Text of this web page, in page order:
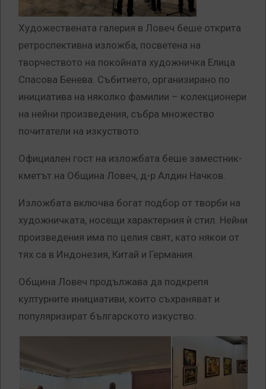
Художествената галерия в Ловеч беше открита
ретроспективна изложба, посветена на
творчеството на покойната художничка Елица
Спасова Бенева. Събитието, организирано по
инициатива на няколко фамилии – колекционери
на нейни произведения, събра множество
почитатели на изкуството.
Официален гост на изложбата беше заместник-
кметът на Община Ловеч, д-р Алдин Начков.
Изложбата включва богат подбор от творби на
художничката, носещи характерния ѝ стил. Нейни
произведения има по целия свят, като някои от
тях са в Индонезия, Китай и Германия.
Община Ловеч продължава да подкрепя
културните инициативи, които съхраняват и
популяризират българското изкуство.